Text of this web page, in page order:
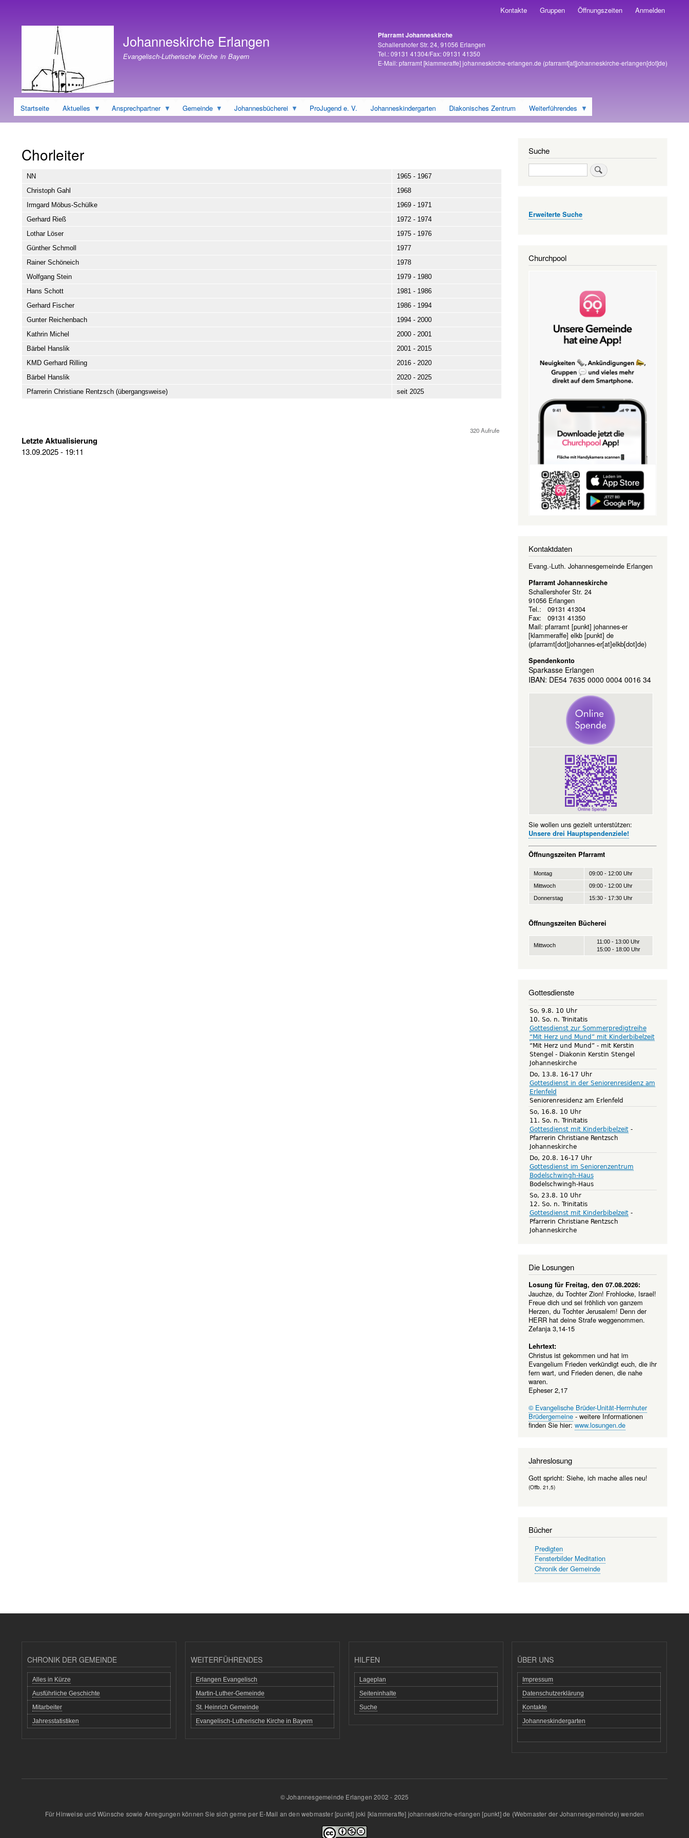
Kontakte Gruppen Öffnungszeiten Anmelden
Adresse
Pfarramt Johanneskirche
Schallershofer Str. 24, 91056 Erlangen
Tel.: 09131 41304/Fax: 09131 41350
E-Mail:pfarramt[klammeraffe]johanneskirche-erlangen.de (pfarramt[at]johanneskirche-erlangen[dot]de)
Johanneskirche Erlangen
Evangelisch-Lutherische Kirche in Bayern
Startseite Aktuelles Ansprechpartner Gemeinde Johannesbücherei ProJugend e. V. Johanneskindergarten Diakonisches Zentrum Weiterführendes
Chorleiter
NN
1965 - 1967
Christoph Gahl
1968
Irmgard Möbus-Schülke
1969 - 1971
Gerhard Rieß
1972 - 1974
Lothar Löser
1975 - 1976
Günther Schmoll
1977
Rainer Schöneich
1978
Wolfgang Stein
1979 - 1980
Hans Schott
1981 - 1986
Gerhard Fischer
1986 - 1994
Gunter Reichenbach
1994 - 2000
Kathrin Michel
2000 - 2001
Bärbel Hanslik
2001 - 2015
KMD Gerhard Rilling
2016 - 2020
Bärbel Hanslik
2020 - 2025
Pfarrerin Christiane Rentzsch (übergangsweise)
seit 2025
320 Aufrufe
Letzte Aktualisierung
13.09.2025 - 19:11
Suche
Suche
Erweiterte Suche
Churchpool
Kontaktdaten
Evang.-Luth. Johannesgemeinde Erlangen
Pfarramt Johanneskirche
Schallershofer Str. 24
91056 Erlangen
Tel.: 09131 41304
Fax: 09131 41350
Mail: pfarramt[punkt] johannes-er
[klammeraffe] elkb[punkt] de
(pfarramt[dot]johannes-er[at]elkb[dot]de)
Spendenkonto
Sparkasse Erlangen
IBAN: DE54 7635 0000 0004 0016 34
Sie wollen uns gezielt unterstützen:
Unsere drei Hauptspendenziele!
Öffnungszeiten Pfarramt
Montag
09:00 - 12:00 Uhr
Mittwoch
09:00 - 12:00 Uhr
Donnerstag
15:30 - 17:30 Uhr
Öffnungszeiten Bücherei
Mittwoch
11:00 - 13:00 Uhr
15:00 - 18:00 Uhr
Gottesdienste
So, 9.8. 10 Uhr
10. So. n. Trinitatis
Gottesdienst zur Sommerpredigtreihe
“Mit Herz und Mund” mit Kinderbibelzeit
“Mit Herz und Mund” - mit Kerstin
Stengel
Diakonin Kerstin Stengel
Johanneskirche
Do, 13.8. 16-17 Uhr
Gottesdienst in der Seniorenresidenz am
Erlenfeld
Seniorenresidenz am Erlenfeld
So, 16.8. 10 Uhr
11. So. n. Trinitatis
Gottesdienst mit Kinderbibelzeit
Pfarrerin Christiane Rentzsch
Johanneskirche
Do, 20.8. 16-17 Uhr
Gottesdienst im Seniorenzentrum
Bodelschwingh-Haus
Bodelschwingh-Haus
So, 23.8. 10 Uhr
12. So. n. Trinitatis
Gottesdienst mit Kinderbibelzeit
Pfarrerin Christiane Rentzsch
Johanneskirche
Die Losungen
Losung für Freitag, den 07.08.2026:
Jauchze, du Tochter Zion! Frohlocke, Israel!
Freue dich und sei fröhlich von ganzem
Herzen, du Tochter Jerusalem! Denn der
HERR hat deine Strafe weggenommen.
Zefanja 3,14-15
Lehrtext:
Christus ist gekommen und hat im
Evangelium Frieden verkündigt euch, die ihr
fern wart, und Frieden denen, die nahe
waren.
Epheser 2,17
© Evangelische Brüder-Unität-Herrnhuter
Brüdergemeine- weitere Informationen
finden Sie hier:www.losungen.de
Jahreslosung
Gott spricht: Siehe, ich mache alles neu!
(Offb. 21,5)
Bücher
Predigten
Fensterbilder Meditation
Chronik der Gemeinde
CHRONIK DER GEMEINDE
Alles in Kürze
Ausführliche Geschichte
Mitarbeiter
Jahresstatistiken
WEITERFÜHRENDES
Erlangen Evangelisch
Martin-Luther-Gemeinde
St. Heinrich Gemeinde
Evangelisch-Lutherische Kirche in Bayern
HILFEN
Lageplan
Seiteninhalte
Suche
ÜBER UNS
Impressum
Datenschutzerklärung
Kontakte
Johanneskindergarten
© Johannesgemeinde Erlangen 2002 - 2025
Für Hinweise und Wünsche sowie Anregungen können Sie sich gerne per E-Mail an denwebmaster[punkt] joki [klammeraffe] johanneskirche-erlangen [punkt]de (Webmaster der Johannesgemeinde) wenden